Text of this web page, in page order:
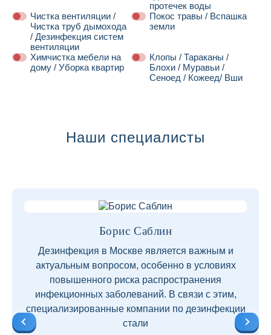
протечек воды
Чистка вентиляции /
Чистка труб дымохода
/ Дезинфекция систем
вентиляции
Покос травы / Вспашка
земли
Химчистка мебели на
дому / Уборка квартир
Клопы / Тараканы /
Блохи / Муравьи /
Сеноед / Кожеед/ Вши
Наши специалисты
Борис Саблин
Дезинфекция в Москве является важным и
актуальным вопросом, особенно в условиях
повышенного риска распространения
инфекционных заболеваний. В связи с этим,
специализированные компании по дезинфекции
стали